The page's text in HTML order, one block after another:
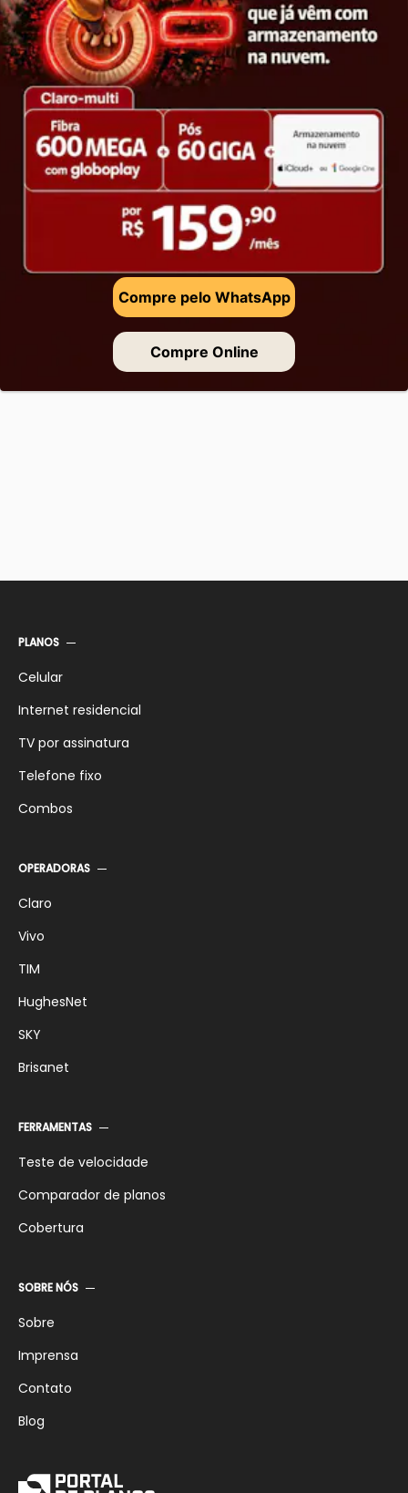
Compre pelo WhatsApp
Compre Online
PLANOS
Celular
Internet residencial
TV por assinatura
Telefone fixo
Combos
OPERADORAS
Claro
Vivo
TIM
HughesNet
SKY
Brisanet
FERRAMENTAS
Teste de velocidade
Comparador de planos
Cobertura
SOBRE NÓS
Sobre
Imprensa
Contato
Blog